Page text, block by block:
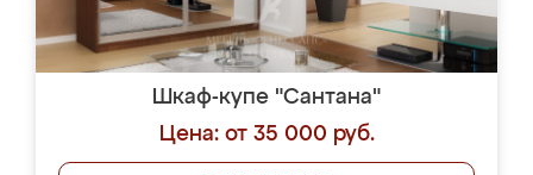
Шкаф-купе "Сантана"
Цена: от 35 000 руб.